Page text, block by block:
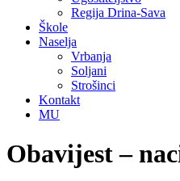
Regija Drina-Sava
Škole
Naselja
Vrbanja
Soljani
Strošinci
Kontakt
MU
Obavijest –